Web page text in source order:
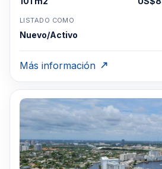
LISTADO COMO
Nuevo/Activo
Más información